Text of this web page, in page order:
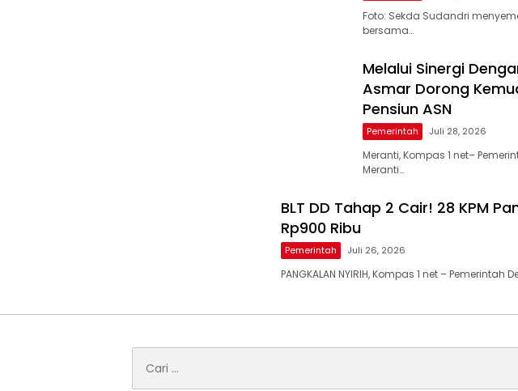
Foto: Sekda Sudandri
bersama…
Melalui Sinergi
Asmar Dorong
Pensiun ASN
Pemerintah Juli 28, 2026
Meranti, Kompas 1 net–
Meranti…
BLT DD Tahap 2 Cair! 28 KPM
Rp900 Ribu
Pemerintah Juli 26, 2026
PANGKALAN NYIRIH, Kompas 1 net – Pemerintah
untuk: